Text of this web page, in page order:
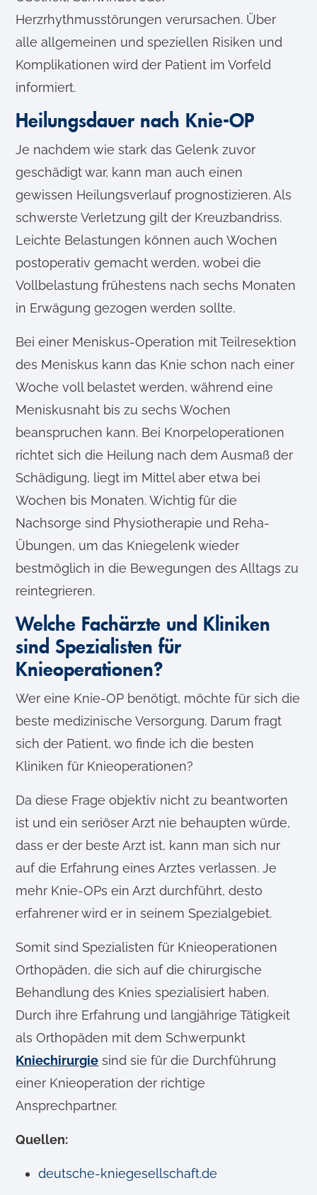
Herzrhythmusstörungen verursachen. Über
alle allgemeinen und speziellen Risiken und
Komplikationen wird der Patient im Vorfeld
informiert.
Heilungsdauer nach Knie-OP
Je nachdem wie stark das Gelenk zuvor
geschädigt war, kann man auch einen
gewissen Heilungsverlauf prognostizieren. Als
schwerste Verletzung gilt der Kreuzbandriss.
Leichte Belastungen können auch Wochen
postoperativ gemacht werden, wobei die
Vollbelastung frühestens nach sechs Monaten
in Erwägung gezogen werden sollte.
Bei einer Meniskus-Operation mit Teilresektion
des Meniskus kann das Knie schon nach einer
Woche voll belastet werden, während eine
Meniskusnaht bis zu sechs Wochen
beanspruchen kann. Bei Knorpeloperationen
richtet sich die Heilung nach dem Ausmaß der
Schädigung, liegt im Mittel aber etwa bei
Wochen bis Monaten. Wichtig für die
Nachsorge sind Physiotherapie und Reha-
Übungen, um das Kniegelenk wieder
bestmöglich in die Bewegungen des Alltags zu
reintegrieren.
Welche Fachärzte und Kliniken
sind Spezialisten für
Knieoperationen?
Wer eine Knie-OP benötigt, möchte für sich die
beste medizinische Versorgung. Darum fragt
sich der Patient, wo finde ich die besten
Kliniken für Knieoperationen?
Da diese Frage objektiv nicht zu beantworten
ist und ein seriöser Arzt nie behaupten würde,
dass er der beste Arzt ist, kann man sich nur
auf die Erfahrung eines Arztes verlassen. Je
mehr Knie-OPs ein Arzt durchführt, desto
erfahrener wird er in seinem Spezialgebiet.
Somit sind Spezialisten für Knieoperationen
Orthopäden, die sich auf die chirurgische
Behandlung des Knies spezialisiert haben.
Durch ihre Erfahrung und langjährige Tätigkeit
als Orthopäden mit dem Schwerpunkt
Kniechirurgie sind sie für die Durchführung
einer Knieoperation der richtige
Ansprechpartner.
Quellen:
deutsche-kniegesellschaft.de